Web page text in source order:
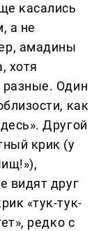
касались
а не
амадины
хотя
разные. Один
как
Другой
крик (у
видят друг
«тук-тук-
редко с